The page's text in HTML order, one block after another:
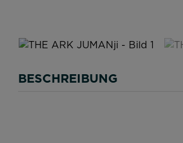
BESCHREIBUNG